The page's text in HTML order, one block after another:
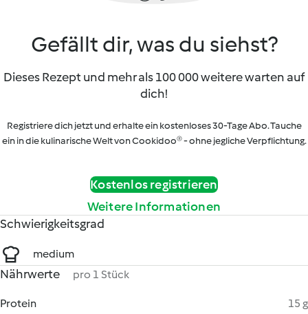
Gefällt dir, was du siehst?
Dieses Rezept und mehr als 100 000 weitere warten auf
dich!
Registriere dich jetzt und erhalte ein kostenloses 30-Tage Abo. Tauche
ein in die kulinarische Welt von Cookidoo® - ohne jegliche Verpflichtung.
Kostenlos registrieren
Weitere Informationen
Schwierigkeitsgrad
medium
Nährwerte pro 1 Stück
Protein
15 g